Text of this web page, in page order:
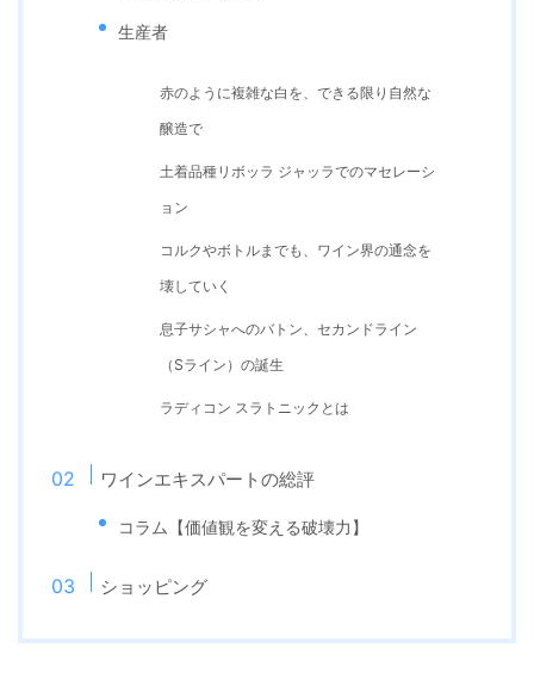
生産者
赤のように複雑な白を、できる限り自然な
醸造で
土着品種リボッラ ジャッラでのマセレーシ
ョン
コルクやボトルまでも、ワイン界の通念を
壊していく
息子サシャへのバトン、セカンドライン
（Sライン）の誕生
ラディコン スラトニックとは
ワインエキスパートの総評
コラム【価値観を変える破壊力】
ショッピング